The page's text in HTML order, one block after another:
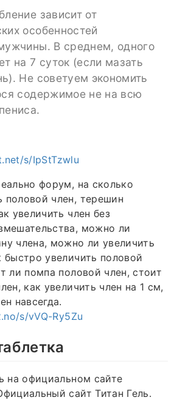
зависит от
особенностей
В среднем, одного
на 7 суток (если мазать
Не советуем экономить
содержимое не на всю
s/IpStTzwlu
форум, на сколько
половой член, терешин
увеличить член без
можно ли
члена, можно ли увеличить
увеличить половой
ли помпа половой член, стоит
как увеличить член на 1 см,
навсегда.
s/vVQ-Ry5Zu
на официальном сайте
сайт Титан Гель.